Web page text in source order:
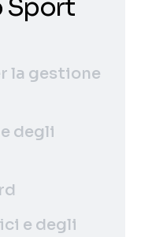
Sport
la gestione
degli
e degli